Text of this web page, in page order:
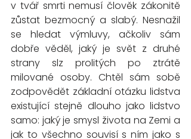
v tvář smrti nemusí člověk zákonitě
zůstat bezmocný a slabý. Nesnažil
se hledat výmluvy, ačkoliv sám
dobře věděl, jaký je svět z druhé
strany slz prolitých po ztrátě
milované osoby. Chtěl sám sobě
zodpovědět základní otázku lidstva
existující stejně dlouho jako lidstvo
samo: jaký je smysl života na Zemi a
jak to všechno souvisí s ním jako s